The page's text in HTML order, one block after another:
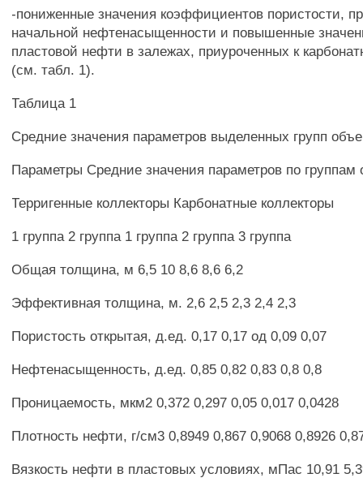
-пониженные значения коэффициентов пористости,
начальной нефтенасыщенности и повышенные
пластовой нефти в залежах, приуроченных к
(см. табл. 1).
Таблица 1
Средние значения параметров выделенных групп
Параметры Средние значения параметров по группам
Терригенные коллекторы Карбонатные коллекторы
1 группа 2 группа 1 группа 2 группа 3 группа
Общая толщина, м 6,5 10 8,6 8,6 6,2
Эффективная толщина, м. 2,6 2,5 2,3 2,4 2,3
Пористость открытая, д.ед. 0,17 0,17 од 0,09 0,07
Нефтенасыщенность, д.ед. 0,85 0,82 0,83 0,8 0,8
Проницаемость, мкм2 0,372 0,297 0,05 0,017 0,0428
Плотность нефти, г/см3 0,8949 0,867 0,9068 0,8926
Вязкость нефти в пластовых условиях, мПас 10,91